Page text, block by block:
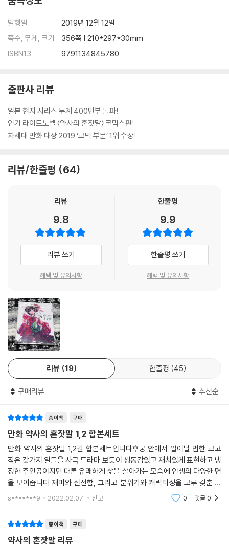
발행일
2019년 12월 12일
쪽수, 무게, 크기
356쪽 | 210*297*30mm
ISBN13
9791134845780
출판사 리뷰
일본 현지 시리즈 누계 400만부 돌파!
인기 라이트노벨 〈약사의 혼잣말〉 코믹스판!
차세대 만화 대상 2019 ‘코믹 부문’ 1위 수상!
리뷰/한줄평 64
리뷰
9.8
리뷰 쓰기
혜택 및 유의사항
한줄평
9.9
한줄평 쓰기
혜택 및 유의사항
2
리뷰 19 한줄평 45
구매리뷰 추천순
종이책 구매
만화 약사의 혼잣말 1,2 합본세트
만화 약사의 혼잣말 1,2권 합본세트입니다후궁 안에서 일어날 법한 크고
작은 갖가지 일들을 사극 드라마 보듯이 생동감있고 재치있게 표현하고 냉
정한 주인공이지만 때론 유쾌하게 삶을 살아가는 모습에 인생의 다양한 면
을 보여줍니다 재미와 신선함, 그리고 분위기와 캐릭터성을 고루 갖춘 원
작의 소설이라 그런지 내용에 충실해 큰 괴리감 없이 충분히 재미있게 읽
s*******9 2022.02.07. 신고 0 댓글0
종이책 구매
약사의 혼잣말 리뷰